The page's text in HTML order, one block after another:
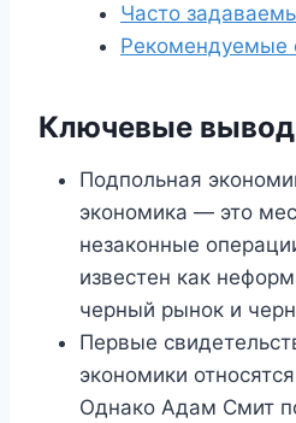
Часто
Рекомендуемые
Ключевые
Подпольная
экономика — это
незаконные
известен как
черный рынок и
Первые
экономики
Однако Адам Смит